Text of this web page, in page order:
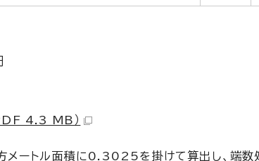
4.3 MB）
メートル面積に0.3025を掛けて算出し、端数